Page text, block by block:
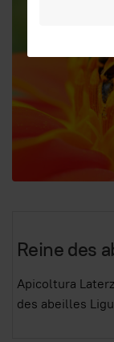
Reine des
Apicoltura
des abeilles